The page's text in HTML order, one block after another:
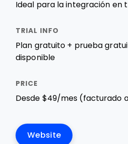
Ideal para la integración en
Plan gratuito + prueba
disponible
Desde $49/mes (facturado
Website